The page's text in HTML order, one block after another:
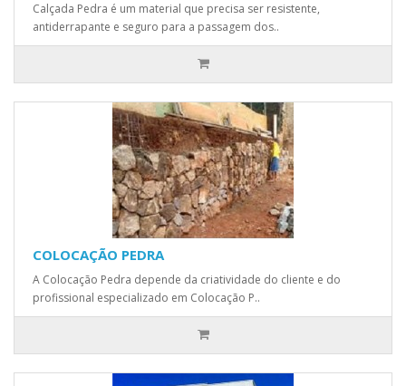
Calçada Pedra é um material que precisa ser resistente,
antiderrapante e seguro para a passagem dos..
COLOCAÇÃO PEDRA
A Colocação Pedra depende da criatividade do cliente e do
profissional especializado em Colocação P..